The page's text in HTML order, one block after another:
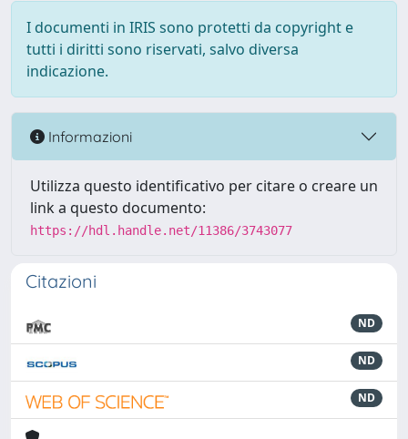
I documenti in IRIS sono protetti da copyright e
tutti i diritti sono riservati, salvo diversa
indicazione.
Informazioni
Utilizza questo identificativo per citare o creare un
link a questo documento:
https://hdl.handle.net/11386/3743077
Citazioni
ND
ND
ND